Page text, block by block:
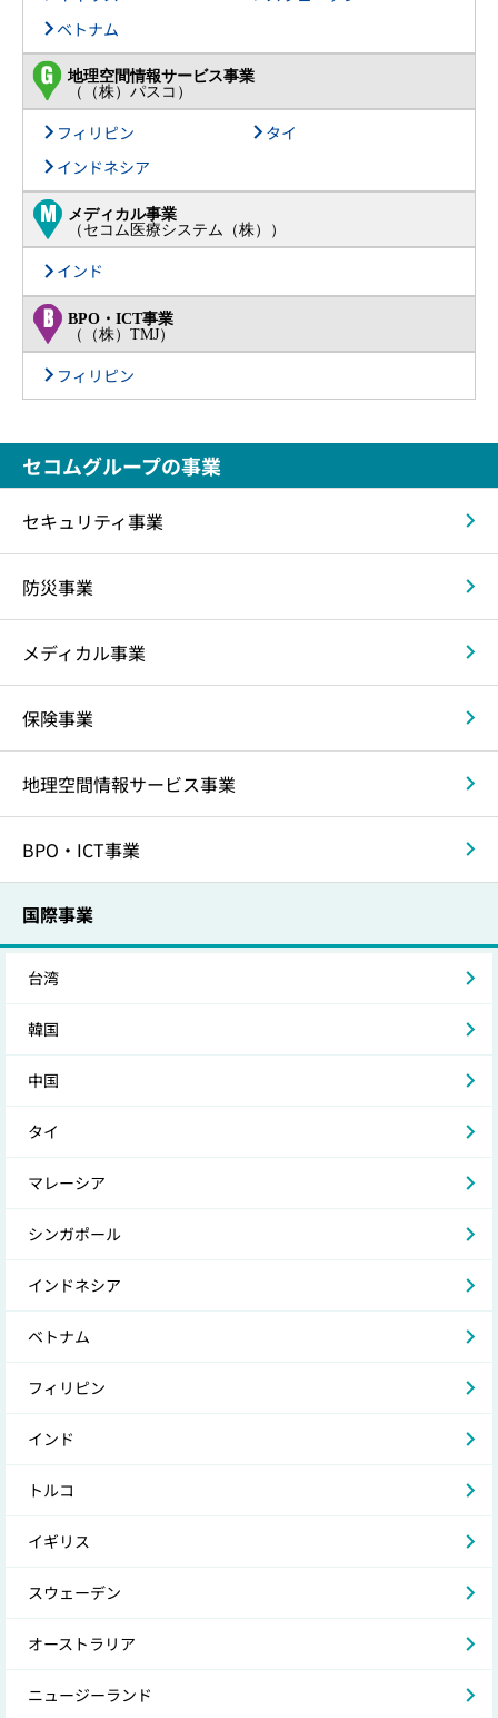
ベトナム
地理空間情報サービス事業
（（株）パスコ）
フィリピン
タイ
インドネシア
メディカル事業
（セコム医療システム（株））
インド
BPO・ICT事業
（（株）TMJ）
フィリピン
セコムグループの事業
セキュリティ事業
防災事業
メディカル事業
保険事業
地理空間情報サービス事業
BPO・ICT事業
国際事業
台湾
韓国
中国
タイ
マレーシア
シンガポール
インドネシア
ベトナム
フィリピン
インド
トルコ
イギリス
スウェーデン
オーストラリア
ニュージーランド